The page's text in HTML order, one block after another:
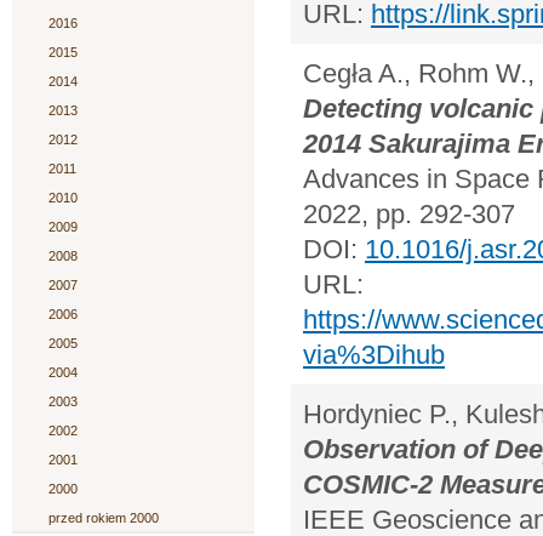
2016
2015
2014
2013
2012
2011
2010
2009
2008
2007
2006
2005
2004
2003
2002
2001
2000
przed rokiem 2000
URL: https://
Cegła A., Rohm
Detecting volcanic
2014 Sakurajima
Advances in Space
2022, pp. 292-307
DOI: 10.1016/
URL:
https://
via%3Dihub
Hordyniec P.,
Observation of
COSMIC-2
IEEE Geoscience